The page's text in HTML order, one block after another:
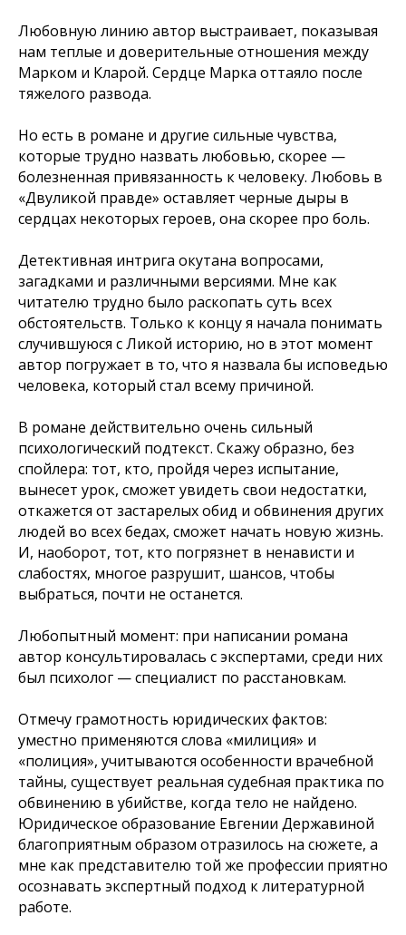
Любовную линию автор выстраивает, показывая
нам теплые и доверительные отношения между
Марком и Кларой. Сердце Марка оттаяло после
тяжелого развода.
Но есть в романе и другие сильные чувства,
которые трудно назвать любовью, скорее —
болезненная привязанность к человеку. Любовь в
«Двуликой правде» оставляет черные дыры в
сердцах некоторых героев, она скорее про боль.
Детективная интрига окутана вопросами,
загадками и различными версиями. Мне как
читателю трудно было раскопать суть всех
обстоятельств. Только к концу я начала понимать
случившуюся с Ликой историю, но в этот момент
автор погружает в то, что я назвала бы исповедью
человека, который стал всему причиной.
В романе действительно очень сильный
психологический подтекст. Скажу образно, без
спойлера: тот, кто, пройдя через испытание,
вынесет урок, сможет увидеть свои недостатки,
откажется от застарелых обид и обвинения других
людей во всех бедах, сможет начать новую жизнь.
И, наоборот, тот, кто погрязнет в ненависти и
слабостях, многое разрушит, шансов, чтобы
выбраться, почти не останется.
Любопытный момент: при написании романа
автор консультировалась с экспертами, среди них
был психолог — специалист по расстановкам.
Отмечу грамотность юридических фактов:
уместно применяются слова «милиция» и
«полиция», учитываются особенности врачебной
тайны, существует реальная судебная практика по
обвинению в убийстве, когда тело не найдено.
Юридическое образование Евгении Державиной
благоприятным образом отразилось на сюжете, а
мне как представителю той же профессии приятно
осознавать экспертный подход к литературной
работе.